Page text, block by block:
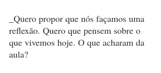
_Quero propor que nós façamos uma
reflexão. Quero que pensem sobre o
que vivemos hoje. O que acharam da
aula?